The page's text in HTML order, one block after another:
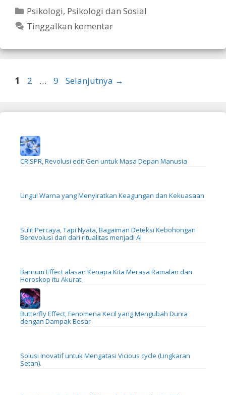
Kategori
Psikologi, Psikologi dan Sosial
Tinggalkan komentar
Halaman
1 Halaman
2 … Halaman
9 Selanjutnya →
CRISPR, Revolusi edit Gen untuk Masa Depan Manusia
Ungu! Warna yang Menyiratkan Keagungan dan Kekuasaan
Sulit Percaya, Tapi Nyata, Bagaiman Deteksi Kebohongan
Berevolusi dari dari ritualitas menjadi AI
Barnum Effect alasan Kenapa Kita Merasa Ramalan dan
Horoskop itu Akurat.
Butterfly Effect, Fenomena Kecil yang Mengubah Dunia
dengan Dampak Besar
Solusi Inovatif untuk Mengatasi Vicious cycle (Lingkaran
Setan).